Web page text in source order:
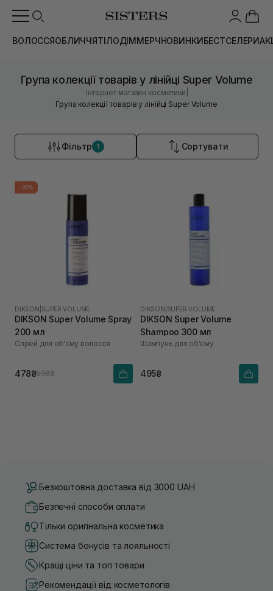
ВОЛОССЯОБЛИЧЧЯТІЛОДІММЕРЧНОВИНКИБЕСТСЕЛЕРИ
Група колекції товарів у лінійці Super Volume
Інтернет магазин косметики
Група колекції товарів у лінійці Super Volume
Фільтр 1 Сортувати
-20%
DIKSON SUPER VOLUME
DIKSON Super Volume Spray
200 мл
Спрей для об'єму волосся
478₴598₴
DIKSON SUPER VOLUME
DIKSON Super Volume
Shampoo 300 мл
Шампунь для об'єму
495₴
Безкоштовна доставка від 3000 UAH
Безпечні способи оплати
Тільки оригінальна косметика
Система бонусів та лояльності
Кращі ціни та топ товари
Рекомендації від косметологів